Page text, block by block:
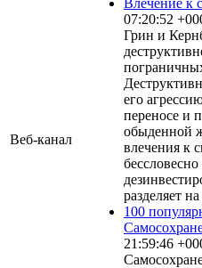
Веб-канал
Влечение к
07:20:52
Грин и
его
переносе и
обыденной
влечения к
разделяет
100
21:59:46